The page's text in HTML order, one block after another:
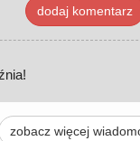
dodaj komentarz
zobacz więcej